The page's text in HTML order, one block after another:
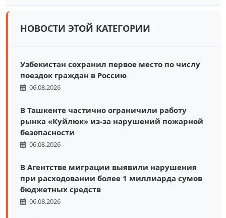
НОВОСТИ ЭТОЙ КАТЕГОРИИ
Узбекистан сохранил первое место по числу
поездок граждан в Россию
06.08.2026
В Ташкенте частично ограничили работу
рынка «Куйлюк» из-за нарушений пожарной
безопасности
06.08.2026
В Агентстве миграции выявили нарушения
при расходовании более 1 миллиарда сумов
бюджетных средств
06.08.2026